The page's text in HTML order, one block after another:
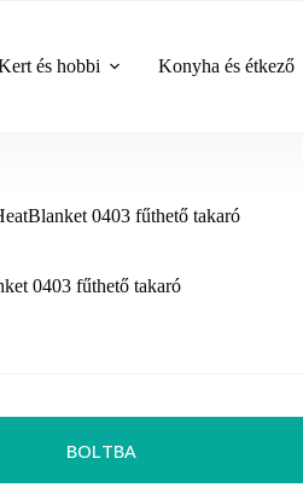
és hobbi Konyha és étkező
0403 fűthető takaró
0403 fűthető takaró
BOLTBA